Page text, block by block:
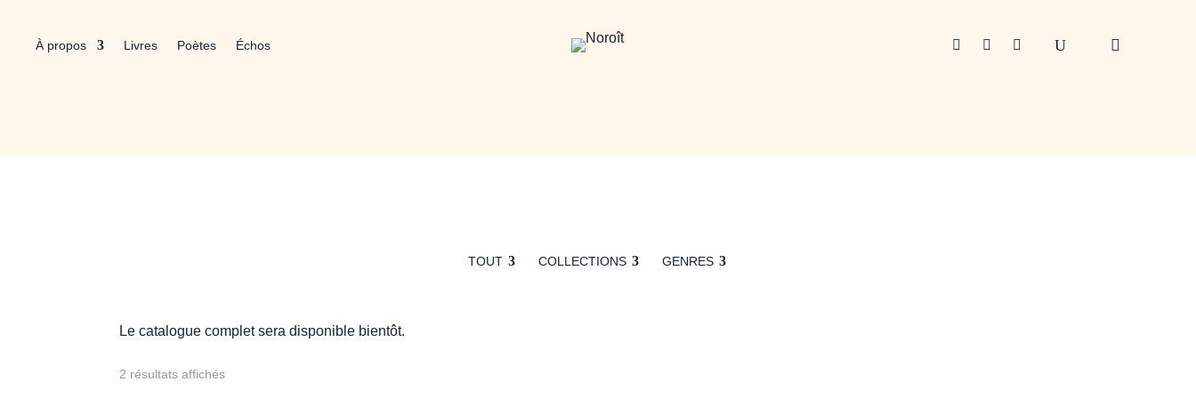
À propos Livres Poètes Échos   
TOUT COLLECTIONS GENRES
Le catalogue complet sera disponible bientôt.
2 résultats affichésTrié